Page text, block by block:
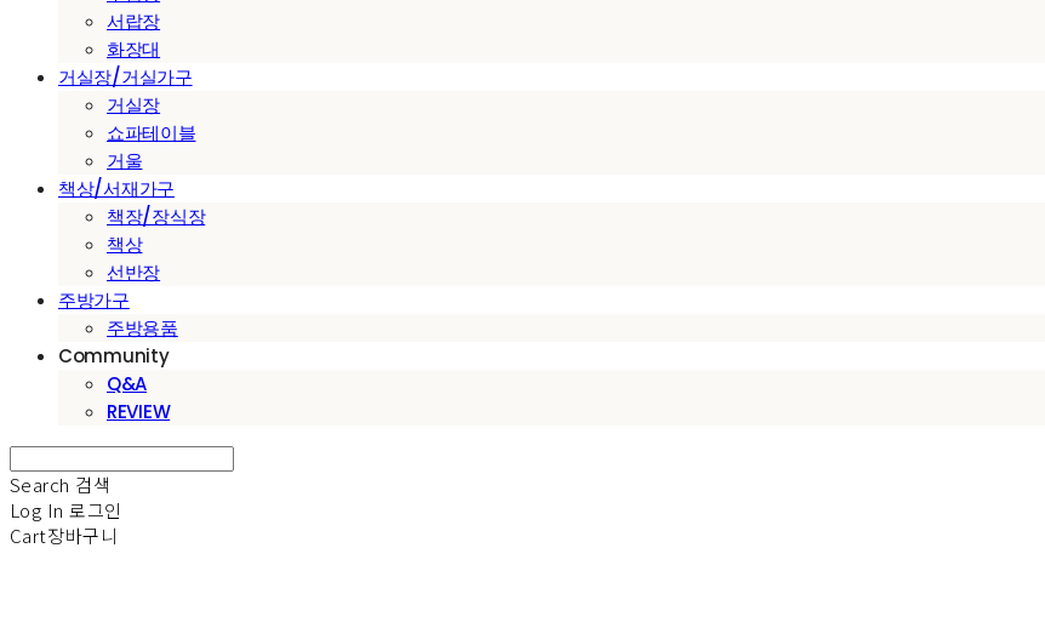
서랍장
화장대
거실장/거실가구
거실장
쇼파테이블
거울
책상/서재가구
책장/장식장
책상
선반장
주방가구
주방용품
Community
Q&A
REVIEW
Search 검색
Log In 로그인
Cart장바구니